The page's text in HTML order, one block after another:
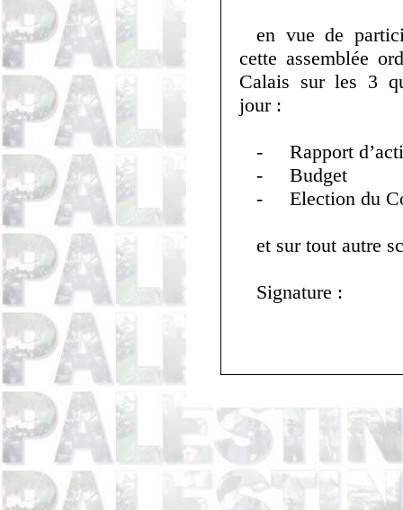
en vue de
cette assemblée
Calais sur les 3
jour :
-
Rapport
-
Budget
-
Election du
et sur tout autre
Signature :